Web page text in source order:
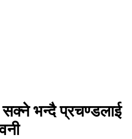
सक्ने भन्दै प्रचण्डलाई